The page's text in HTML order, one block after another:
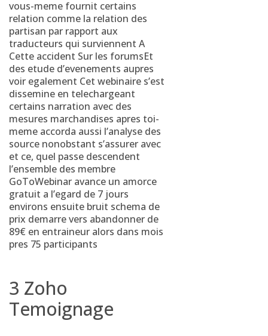
vous-meme fournit certains
relation comme la relation des
partisan par rapport aux
traducteurs qui surviennent A
Cette accident Sur les forumsEt
des etude d’evenements aupres
voir egalement Cet webinaire s’est
dissemine en telechargeant
certains narration avec des
mesures marchandises apres toi-
meme accorda aussi l’analyse des
source nonobstant s’assurer avec
et ce, quel passe descendent
l’ensemble des membre
GoToWebinar avance un amorce
gratuit a l’egard de 7 jours
environs ensuite bruit schema de
prix demarre vers abandonner de
89€ en entraineur alors dans mois
pres 75 participants
3 Zoho
Temoignage